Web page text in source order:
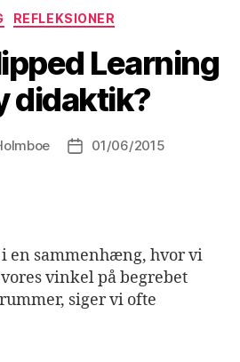
Kategorier
REFLEKSIONER
Learning
didaktik?
Indlægsdato
01/06/2015
i en sammenhæng, hvor vi
vinkel på begrebet
siger vi ofte